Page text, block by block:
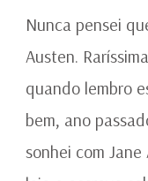
Nunca pensei
Austen.
quando lembro
bem, ano
sonhei com